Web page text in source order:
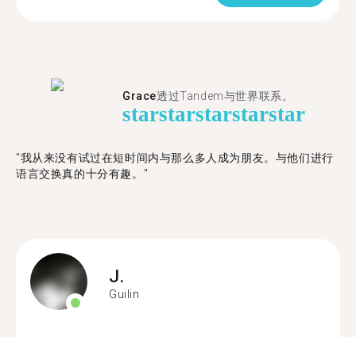
Grace透过Tandem与世界联系。
starstarstarstarstar
"我从来没有试过在短时间内与那么多人成为朋友。与他们进行
语言交换真的十分有趣。"
J.
Guilin